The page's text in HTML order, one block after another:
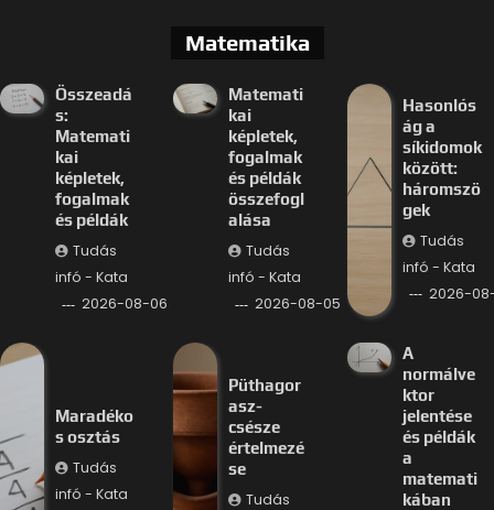
Matematika
Összeadá
s:
Matemati
kai
képletek,
fogalmak
és példák
Tudás
infó - Kata
2026-08-06
Matemati
kai
képletek,
fogalmak
és példák
összefogl
alása
Tudás
infó - Kata
2026-08-05
Hasonlós
ág a
síkidomok
között:
háromszö
gek
Tudás
infó - Kata
2026-
Maradéko
s osztás
Tudás
infó - Kata
Püthagor
asz-
csésze
értelmezé
se
Tudás
A
normálve
ktor
jelentése
és példák
a
matemati
kában